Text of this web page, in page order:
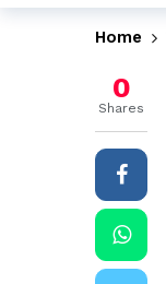
Home
0
Shares